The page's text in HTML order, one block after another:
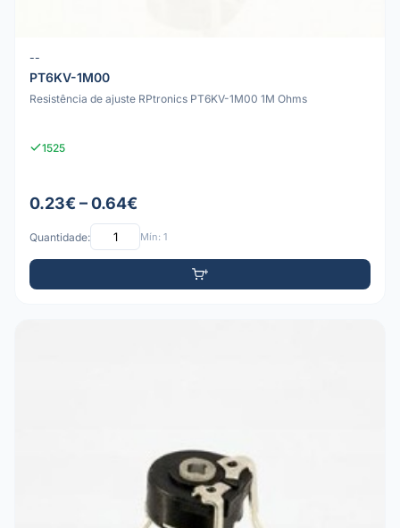
--
PT6KV-1M00
Resistência de ajuste RPtronics PT6KV-1M00 1M Ohms
1525
0.23€ – 0.64€
Quantidade: Mín: 1